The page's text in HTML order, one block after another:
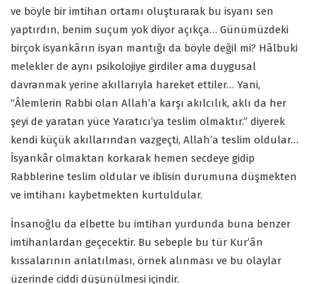
ve böyle bir imtihan ortamı oluşturarak bu isyanı sen
yaptırdın, benim suçum yok diyor açıkça… Günümüzdeki
birçok isyankârın isyan mantığı da böyle değil mi? Hâlbuki
melekler de aynı psikolojiye girdiler ama duygusal
davranmak yerine akıllarıyla hareket ettiler… Yani,
“Âlemlerin Rabbi olan Allah’a karşı akılcılık, aklı da her
şeyi de yaratan yüce Yaratıcı’ya teslim olmaktır.” diyerek
kendi küçük akıllarından vazgeçti, Allah’a teslim oldular…
İsyankâr olmaktan korkarak hemen secdeye gidip
Rabblerine teslim oldular ve iblisin durumuna düşmekten
ve imtihanı kaybetmekten kurtuldular.
İnsanoğlu da elbette bu imtihan yurdunda buna benzer
imtihanlardan geçecektir. Bu sebeple bu tür Kur’ân
kıssalarının anlatılması, örnek alınması ve bu olaylar
üzerinde ciddi düşünülmesi içindir.